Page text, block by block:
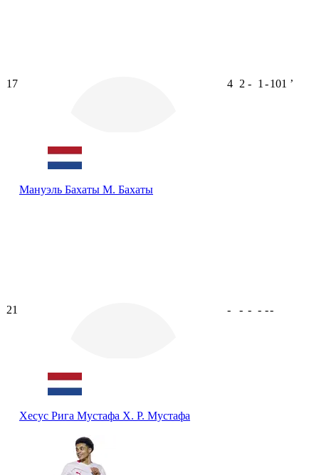
17
Мануэль Бахаты М. Бахаты
4 2 - 1 -101 ʼ
21
Хесус Рига Мустафа Х. Р. Мустафа
- - - - --